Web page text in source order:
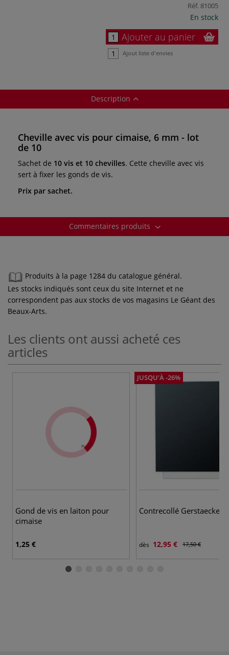
Réf. 81005
En stock
Ajouter au panier
Ajout liste d'envies
Description
Cheville avec vis pour cimaise, 6 mm - lot
de 10
Sachet de 10 vis et 10 chevilles. Cette cheville avec vis
sert à fixer les gonds de vis.
Prix par sachet.
Commentaires produits
Produits à la page 1284 du catalogue général.
Les stocks indiqués sont ceux du site Internet et ne
correspondent pas aux stocks de vos magasins Le Géant des
Beaux-Arts.
Les clients ont aussi acheté ces
articles
Gond de vis en laiton pour
cimaise
1,25 €
JUSQU'À -26%
Contrecollé Gerstaecker
dès 12,95 € 17,50 €